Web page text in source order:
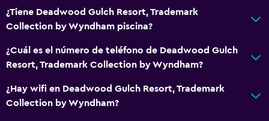
Ducha
Baño pequeño adicional
Bañera de hidromasaje
¿Tiene Deadwood Gulch Resort, Trademark
Collection by Wyndham piscina?
¿Cuál es el número de teléfono de Deadwood Gulch
Resort, Trademark Collection by Wyndham?
¿Hay wifi en Deadwood Gulch Resort, Trademark
Collection by Wyndham?